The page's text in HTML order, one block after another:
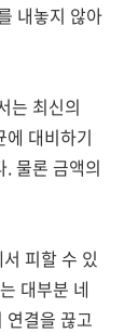
내놓지 않아
는 최신의
대비하기
물론 금액의
피할 수 있
대부분 네
연결을 끊고